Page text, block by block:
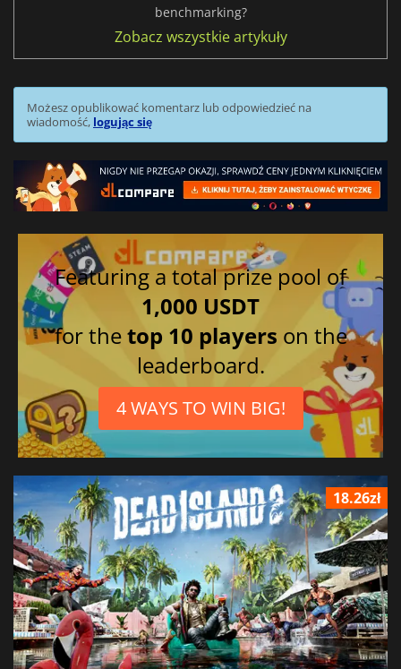
benchmarking?
Zobacz wszystkie artykuły
Możesz opublikować komentarz lub odpowiedzieć na
wiadomość, logując się
Featuring a total prize pool of
1,000 USDT
for thetop 10 players on the
leaderboard.
4 WAYS TO WIN BIG!
18.26zł